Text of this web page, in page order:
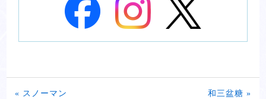
« スノーマン 和三盆糖 »